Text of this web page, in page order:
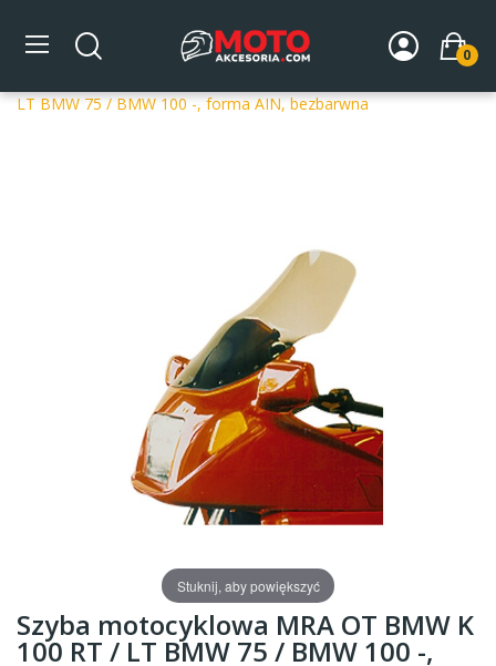
0
Strona główna DLA MOTOCYKLA Szyby
Szyby
LT BMW 75 / BMW 100 -, forma AIN, bezbarwna
Stuknij, aby powiększyć
Szyba motocyklowa MRA OT BMW K
100 RT / LT BMW 75 / BMW 100 -,